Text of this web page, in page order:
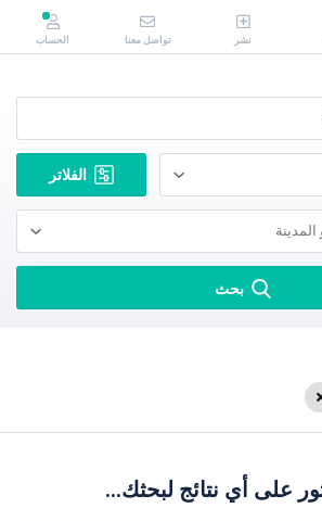
الفلاتر
بحث
على أي نتائج لبحثك...
نشر تواصل معنا الحساب